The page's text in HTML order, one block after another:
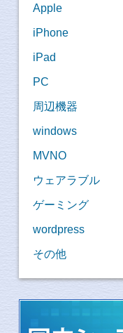
Apple
iPhone
iPad
PC
周辺機器
windows
MVNO
ウェアラブル
ゲーミング
wordpress
その他